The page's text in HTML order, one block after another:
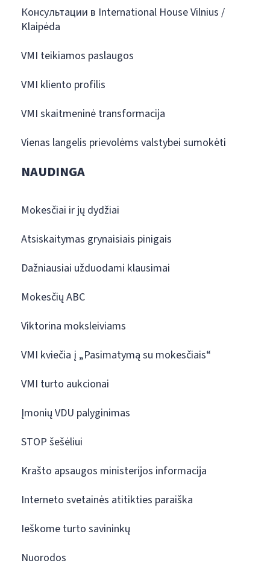
Консультации в International House Vilnius /
Klaipėda
VMI teikiamos paslaugos
VMI kliento profilis
VMI skaitmeninė transformacija
Vienas langelis prievolėms valstybei sumokėti
NAUDINGA
Mokesčiai ir jų dydžiai
Atsiskaitymas grynaisiais pinigais
Dažniausiai užduodami klausimai
Mokesčių ABC
Viktorina moksleiviams
VMI kviečia į „Pasimatymą su mokesčiais“
VMI turto aukcionai
Įmonių VDU palyginimas
STOP šešėliui
Krašto apsaugos ministerijos informacija
Interneto svetainės atitikties paraiška
Ieškome turto savininkų
Nuorodos